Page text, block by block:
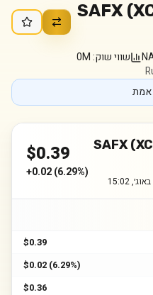
SAFX
שווי שוק:0M
SAFX
$0.39
+0.02(6.29%)
$0.39
$0.02 (6.29%)
$0.36